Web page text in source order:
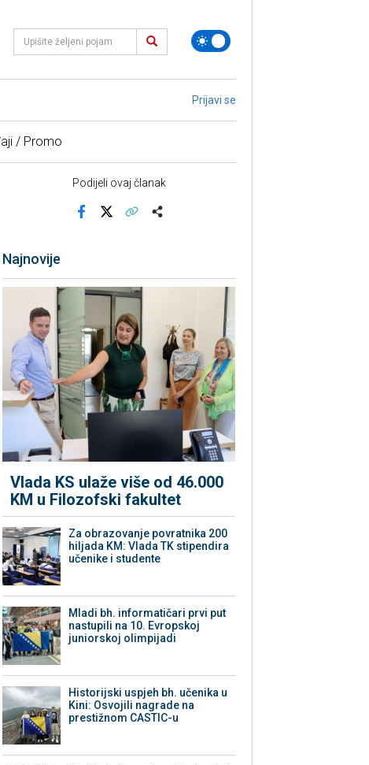
Prijavi se
/ Promo
Podijeli ovaj članak
Najnovije
Vlada KS ulaže više od 46.000
KM u Filozofski fakultet
Za obrazovanje povratnika 200
hiljada KM: Vlada TK stipendira
učenike i studente
Mladi bh. informatičari prvi put
nastupili na 10. Evropskoj
juniorskoj olimpijadi
Historijski uspjeh bh. učenika u
Kini: Osvojili nagrade na
prestižnom CASTIC-u